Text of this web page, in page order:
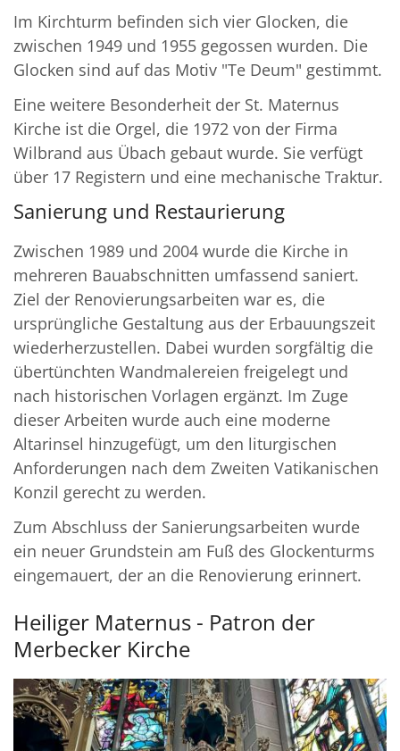
Im Kirchturm befinden sich vier Glocken, die
zwischen 1949 und 1955 gegossen wurden. Die
Glocken sind auf das Motiv "Te Deum" gestimmt.
Eine weitere Besonderheit der St. Maternus
Kirche ist die Orgel, die 1972 von der Firma
Wilbrand aus Übach gebaut wurde. Sie verfügt
über 17 Registern und eine mechanische Traktur.
Sanierung und Restaurierung
Zwischen 1989 und 2004 wurde die Kirche in
mehreren Bauabschnitten umfassend saniert.
Ziel der Renovierungsarbeiten war es, die
ursprüngliche Gestaltung aus der Erbauungszeit
wiederherzustellen. Dabei wurden sorgfältig die
übertünchten Wandmalereien freigelegt und
nach historischen Vorlagen ergänzt. Im Zuge
dieser Arbeiten wurde auch eine moderne
Altarinsel hinzugefügt, um den liturgischen
Anforderungen nach dem Zweiten Vatikanischen
Konzil gerecht zu werden.
Zum Abschluss der Sanierungsarbeiten wurde
ein neuer Grundstein am Fuß des Glockenturms
eingemauert, der an die Renovierung erinnert.
Heiliger Maternus - Patron der
Merbecker Kirche